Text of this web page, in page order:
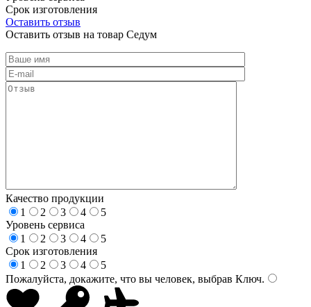
Срок изготовления
Оставить отзыв
Оставить отзыв на товар Седум
Качество продукции
1
2 3 4
5
Уровень сервиса
1
2 3 4
5
Срок изготовления
1
2 3 4
5
Пожалуйста, докажите, что вы человек, выбрав Ключ.